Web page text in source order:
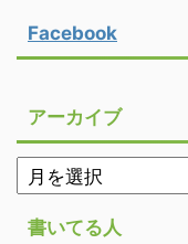
Facebook
アーカイブ
書いてる人